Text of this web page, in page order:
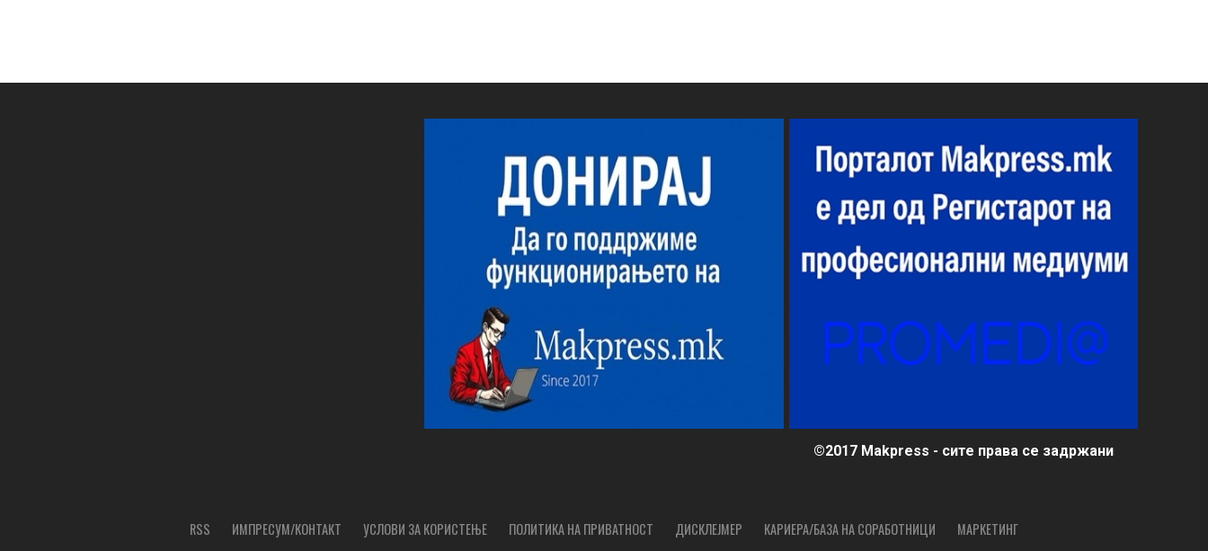
©2017 Makpress - сите права се задржани
RSS ИМПРЕСУМ/КОНТАКТ УСЛОВИ ЗА КОРИСТЕЊЕ ПОЛИТИКА НА ПРИВАТНОСТ ДИСКЛЕЈМЕР КАРИЕРА/БАЗА НА СОРАБОТНИЦИ МАРКЕТИНГ